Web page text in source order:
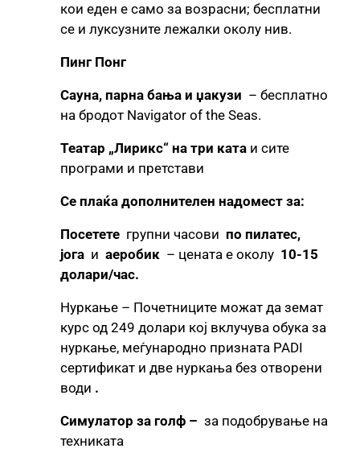
кои еден е само за возрасни; бесплатни
се и луксузните лежалки околу нив.
Пинг Понг
Сауна, парна бања и џакузи – бесплатно
на бродот Navigator of the Seas.
Театар „Лирикс“ на три ката и сите
програми и претстави
Се плаќа дополнителен надомест за:
Посетете групни часови по пилатес,
јога и аеробик – цената е околу 10-15
долари/час.
Нуркање – Почетниците можат да земат
курс од 249 долари кој вклучува обука за
нуркање, меѓународно призната PADI
сертификат и две нуркања без отворени
води .
Симулатор за голф – за подобрување на
техниката